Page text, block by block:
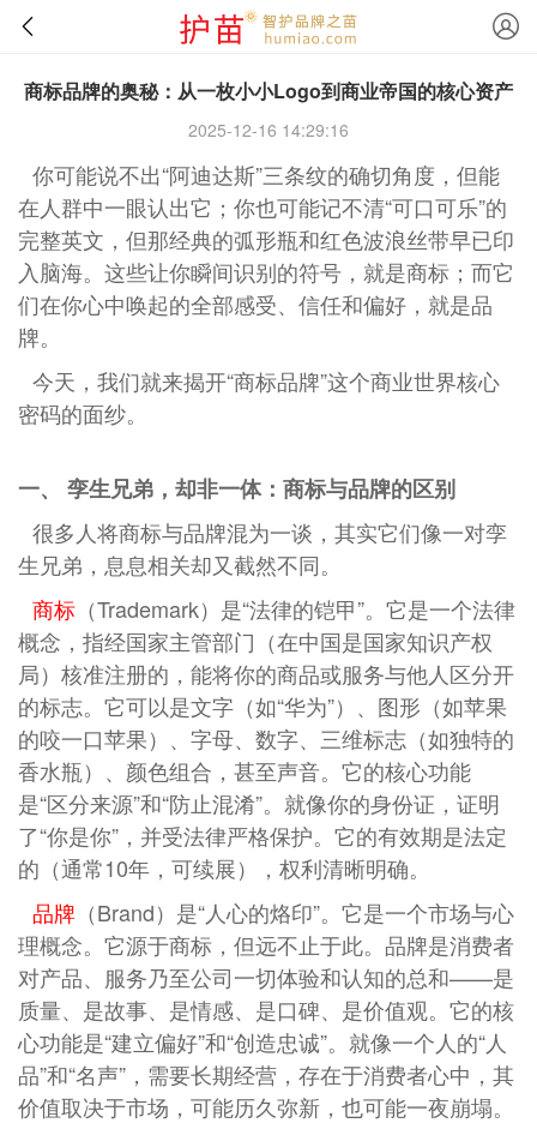
商标品牌的奥秘：从一枚小小Logo到商业帝国的核心资产
2025-12-16 14:29:16
你可能说不出“阿迪达斯”三条纹的确切角度，但能
在人群中一眼认出它；你也可能记不清“可口可乐”的
完整英文，但那经典的弧形瓶和红色波浪丝带早已印
入脑海。这些让你瞬间识别的符号，就是商标；而它
们在你心中唤起的全部感受、信任和偏好，就是品
牌。
今天，我们就来揭开“商标品牌”这个商业世界核心
密码的面纱。
一、 孪生兄弟，却非一体：商标与品牌的区别
很多人将商标与品牌混为一谈，其实它们像一对孪
生兄弟，息息相关却又截然不同。
商标 （Trademark）是“法律的铠甲”。它是一个法律
概念，指经国家主管部门（在中国是国家知识产权
局）核准注册的，能将你的商品或服务与他人区分开
的标志。它可以是文字（如“华为”）、图形（如苹果
的咬一口苹果）、字母、数字、三维标志（如独特的
香水瓶）、颜色组合，甚至声音。它的核心功能
是“区分来源”和“防止混淆”。就像你的身份证，证明
了“你是你”，并受法律严格保护。它的有效期是法定
的（通常10年，可续展），权利清晰明确。
品牌 （Brand）是“人心的烙印”。它是一个市场与心
理概念。它源于商标，但远不止于此。品牌是消费者
对产品、服务乃至公司一切体验和认知的总和——是
质量、是故事、是情感、是口碑、是价值观。它的核
心功能是“建立偏好”和“创造忠诚”。就像一个人的“人
品”和“名声”，需要长期经营，存在于消费者心中，其
价值取决于市场，可能历久弥新，也可能一夜崩塌。